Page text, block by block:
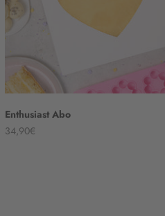
Enthusiast Abo
Angebot
34,90€